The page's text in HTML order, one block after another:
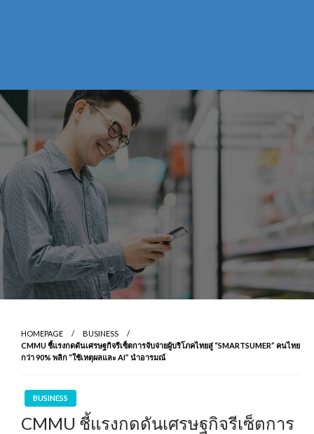
HOMEPAGE
BUSINESS
CMMU ชี้แรงกดดันเศรษฐกิจรีเซ็ตการจับจ่ายผู้บริโภคไทยสู่ “SMARTSUMER” คนไทย
กว่า 90% พลิก “ใช้เหตุผลและ AI” นำอารมณ์
BUSINESS
CMMU ชี้แรงกดดันเศรษฐกิจรีเซ็ตการ